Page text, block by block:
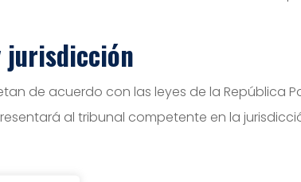
jurisdicción
de acuerdo con las leyes de la República
al tribunal competente en la